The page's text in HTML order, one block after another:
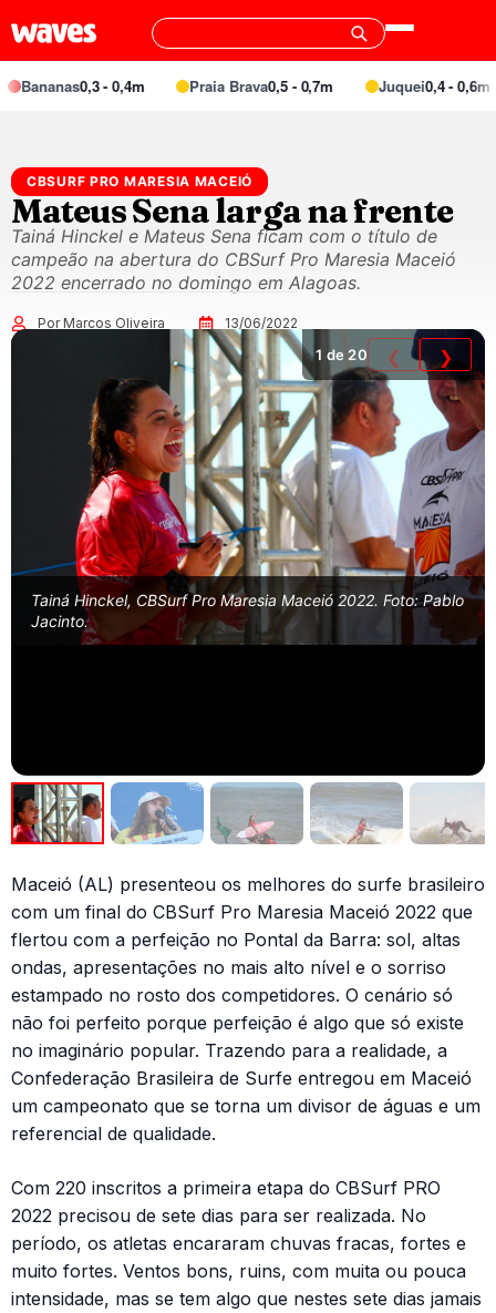
0,3 - 0,4m Praia Brava0,5 - 0,7m Juquei0,4 - 0,6m
CBSURF PRO MARESIA MACEIÓ
Mateus Sena larga na frente
Tainá Hinckel e Mateus Sena ficam com o título de
campeão na abertura do CBSurf Pro Maresia Maceió
2022 encerrado no domingo em Alagoas.
Por Marcos Oliveira 13/06/2022
Tainá Hinckel, CBSurf Pro Maresia Maceió 2022. Foto: Pablo
Jacinto.
1 de 20 ❮ ❯
Maceió (AL) presenteou os melhores do surfe brasileiro
com um final do CBSurf Pro Maresia Maceió 2022 que
flertou com a perfeição no Pontal da Barra: sol, altas
ondas, apresentações no mais alto nível e o sorriso
estampado no rosto dos competidores. O cenário só
não foi perfeito porque perfeição é algo que só existe
no imaginário popular. Trazendo para a realidade, a
Confederação Brasileira de Surfe entregou em Maceió
um campeonato que se torna um divisor de águas e um
referencial de qualidade.
Com 220 inscritos a primeira etapa do CBSurf PRO
2022 precisou de sete dias para ser realizada. No
período, os atletas encararam chuvas fracas, fortes e
muito fortes. Ventos bons, ruins, com muita ou pouca
intensidade, mas se tem algo que nestes sete dias jamais